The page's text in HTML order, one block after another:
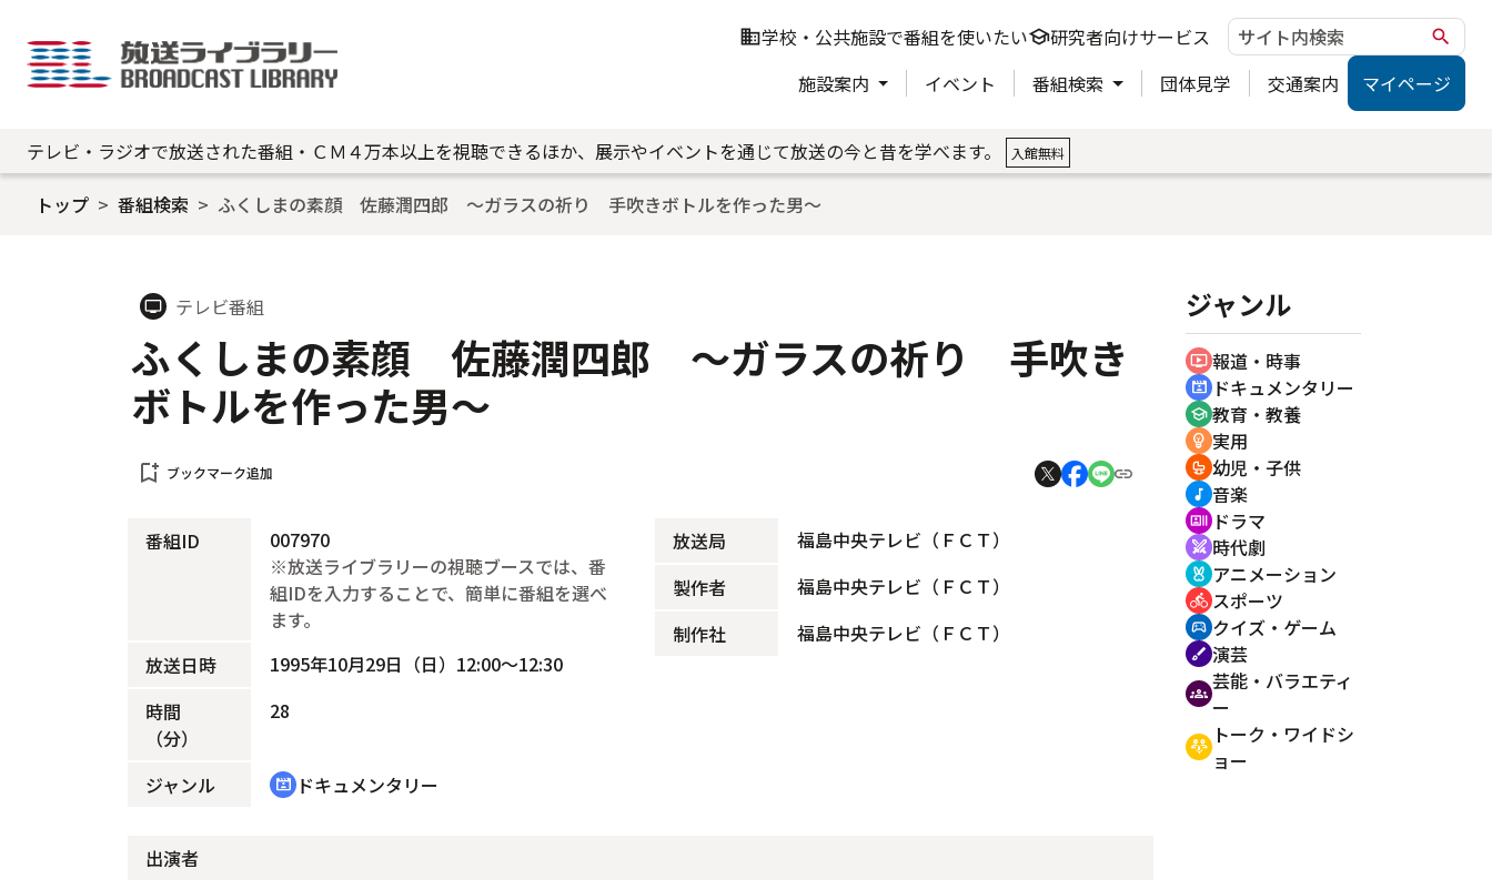
business学校・公共施設で番組を使いたいschool研究者向けサービス search
施設案内 イベント 番組検索 団体見学 交通案内 マイページ
テレビ・ラジオで放送された番組・ＣＭ４万本以上を視聴できるほか、展示やイベントを通じて放送の今と昔を学べます。 入館無料
トップ 番組検索 ふくしまの素顔 佐藤潤四郎 ～ガラスの祈り 手吹きボトルを作った男～
tv テレビ番組
ふくしまの素顔 佐藤潤四郎 ～ガラスの祈り 手吹き
ボトルを作った男～
bookmark_add ブックマーク追加
番組ID
007970
※放送ライブラリーの視聴ブースでは、番
組IDを入力することで、簡単に番組を選べ
ます。
放送日時
1995年10月29日（日）12:00～12:30
時間
（分）
28
ジャンル cinematic_blur ドキュメンタリー
放送局
福島中央テレビ（ＦＣＴ）
製作者
福島中央テレビ（ＦＣＴ）
制作社
福島中央テレビ（ＦＣＴ）
出演者
ジャンル
ondemand_video 報道・時事
cinematic_blur ドキュメンタリー
school 教育・教養
emoji_objects 実用
crib 幼児・子供
music_note 音楽
recent_actors ドラマ
swords 時代劇
cruelty_free アニメーション
directions_bike スポーツ
sports_esports クイズ・ゲーム
brush 演芸
groups 芸能・バラエティ
ー
adaptive_audio_mic トーク・ワイドシ
ョー